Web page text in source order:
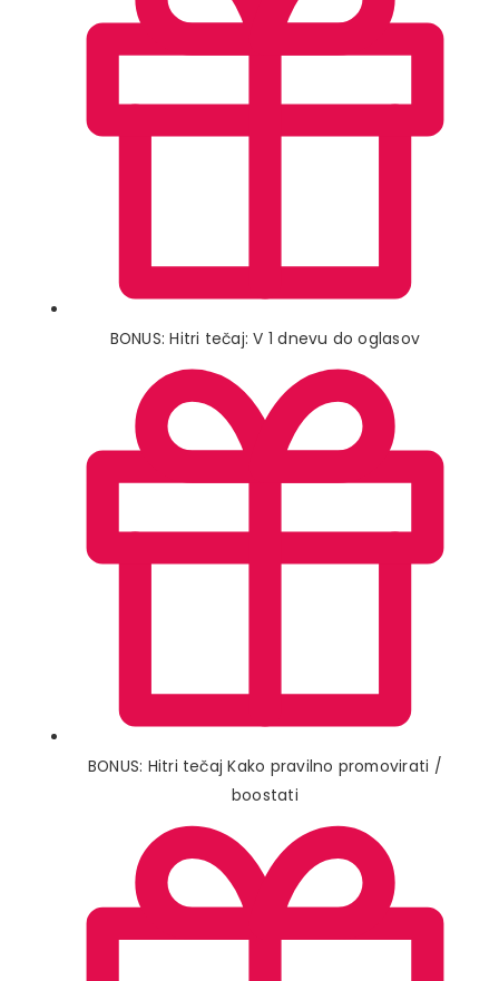
BONUS: Hitri tečaj: V 1 dnevu do oglasov
BONUS: Hitri tečaj Kako pravilno promovirati /
boostati